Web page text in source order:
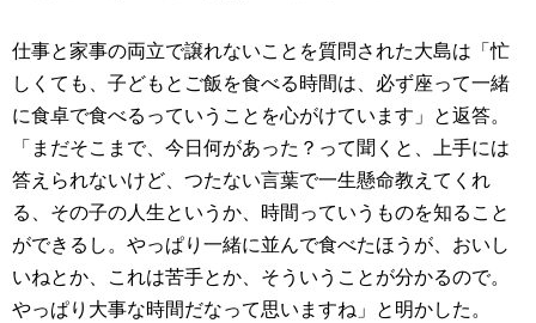
仕事と家事の両立で譲れないことを質問された大島は「忙
しくても、子どもとご飯を食べる時間は、必ず座って一緒
に食卓で食べるっていうことを心がけています」と返答。
「まだそこまで、今日何があった？って聞くと、上手には
答えられないけど、つたない言葉で一生懸命教えてくれ
る、その子の人生というか、時間っていうものを知ること
ができるし。やっぱり一緒に並んで食べたほうが、おいし
いねとか、これは苦手とか、そういうことが分かるので。
やっぱり大事な時間だなって思いますね」と明かした。